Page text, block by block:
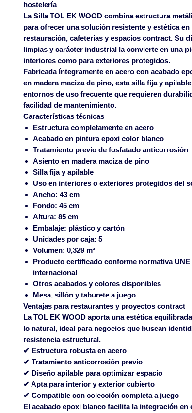
hostelería
LaSilla TOL EK WOOD combina estructura
para ofrecer una solución resistente y estética
restauración, cafeterías y espacios contract. Su
limpias y carácter industrial la convierte en una
interiores como para exteriores protegidos.
Fabricada íntegramente en acero con acabado
en madera maciza de pino, esta silla fija y
entornos de uso frecuente que requieren
facilidad de mantenimiento.
Características técnicas
Estructura completamente en acero
Acabado en pintura epoxi color blanco
Tratamiento previo de fosfatado anticorrosión
Asiento en madera maciza de pino
Silla fija y apilable
Uso en interiores o exteriores protegidos del
Ancho: 43 cm
Fondo: 45 cm
Altura: 85 cm
Embalaje: plástico y cartón
Unidades por caja: 5
Volumen: 0,329 m³
Producto certificado conforme normativa UNE
internacional
Otros acabados y colores disponibles
Mesa, sillón y taburete a juego
Ventajas para restaurantes y proyectos contract
La TOL EK WOOD aporta una estética
lo natural, ideal para negocios que buscan
resistencia estructural.
✔ Estructura robusta en acero
✔ Tratamiento anticorrosión previo
✔ Diseño apilable para optimizar espacio
✔ Apta para interior y exterior cubierto
✔ Compatible con colección completa a juego
El acabado epoxi blanco facilita la integración en